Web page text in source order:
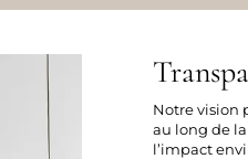
Notre vision
au long de
l’impact